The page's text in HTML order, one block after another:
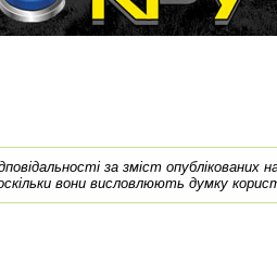
за зміст опублікованих
вони висловлюють думку